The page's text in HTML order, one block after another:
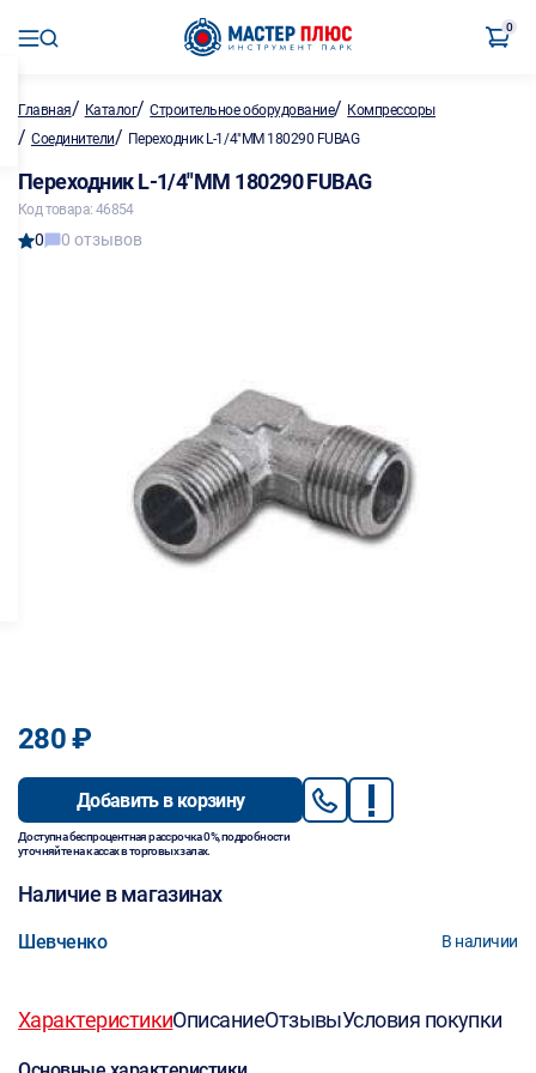
0
Главная/ Каталог/Строительное оборудование/ Компрессоры
/ Соединители/ Переходник L-1/4"MM 180290 FUBAG
Переходник L-1/4"MM 180290 FUBAG
Код товара: 46854
0 0 отзывов
280 ₽
Добавить в корзину
Доступна беспроцентная рассрочка 0%, подробности
уточняйте на кассах в торговых залах.
Наличие в магазинах
Шевченко В наличии
ХарактеристикиОписаниеОтзывыУсловия покупки